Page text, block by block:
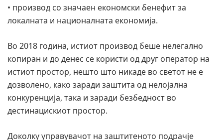
• производ со значаен економски бенефит за
локалната и националната економија.
Во 2018 година, истиот производ беше нелегално
копиран и до денес се користи од друг оператор на
истиот простор, нешто што никаде во светот не е
дозволено, како заради заштита од нелојална
конкуренција, така и заради безбедност во
дестинацискиот простор.
Доколку управувачот на заштитеното подрачје